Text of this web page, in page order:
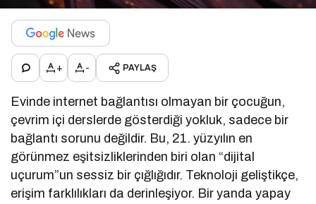
+ - PAYLAŞ
Evinde internet bağlantısı olmayan bir çocuğun,
çevrim içi derslerde gösterdiği yokluk, sadece bir
bağlantı sorunu değildir. Bu, 21. yüzyılın en
görünmez eşitsizliklerinden biri olan “dijital
uçurum”un sessiz bir çığlığıdır. Teknoloji geliştikçe,
erişim farklılıkları da derinleşiyor. Bir yanda yapay